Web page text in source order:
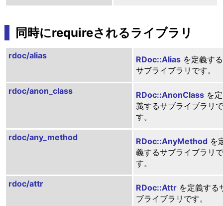
同時にrequireされるライブラリ
rdoc/alias RDoc::Aliasを定義する
サブライブラリです。
rdoc/anon_class RDoc::AnonClassを定
義するサブライブラリで
す。
rdoc/any_method RDoc::AnyMethod を
義するサブライブラリで
す。
rdoc/attr RDoc::Attrを定義する
ブライブラリです。